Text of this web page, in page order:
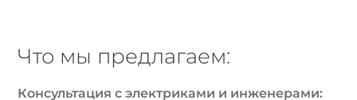
Что мы предлагаем:
Консультация с электриками и инженерами: